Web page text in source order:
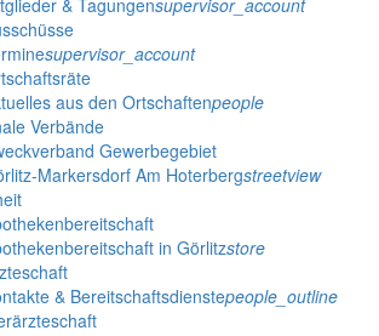
supervisor_account
aus den Ortschaftenpeople
Verbände
Gewerbegebiet
Markersdorf Am Hoterbergstreetview
in Görlitzstore
& Bereitschaftsdienstepeople_outline